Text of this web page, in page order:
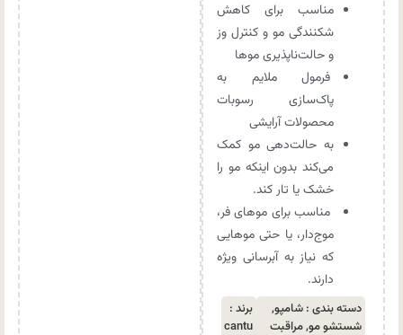
مناسب برای کاهش
شکنندگی مو و کنترل وز
و حالت‌ناپذیری موها
فرمول ملایم به
پاک‌سازی رسوبات
محصولات آرایشی
به حالت‌دهی مو کمک
می‌کند بدون اینکه مو را
خشک یا تار کند.
مناسب برای موهای فر،
موج‌دار، یا حتی موهایی
که نیاز به آبرسانی ویژه
دارند.
دسته بندی : شامپو,
شستشو مو,مراقبت
برند :
cantu